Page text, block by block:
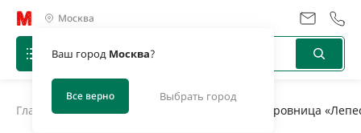
Москва
Ваш город Москва?
Все верно Выбрать город
Главная Сочетание стали и стиля: дровница